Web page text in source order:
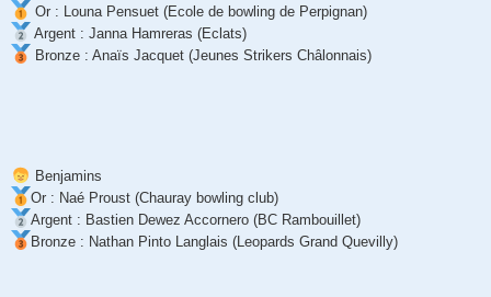
Or : Louna Pensuet (Ecole de bowling de Perpignan)
Argent : Janna Hamreras (Eclats)
Bronze : Anaïs Jacquet (Jeunes Strikers Châlonnais)
Benjamins
Or : Naé Proust (Chauray bowling club)
Argent : Bastien Dewez Accornero (BC Rambouillet)
Bronze : Nathan Pinto Langlais (Leopards Grand Quevilly)